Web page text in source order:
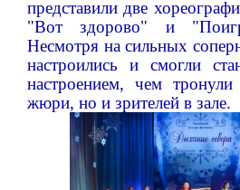
представили две
"Вот здорово" и
Несмотря на сильных
настроились и смогли
настроением, чем
жюри, но и зрителей в зале.